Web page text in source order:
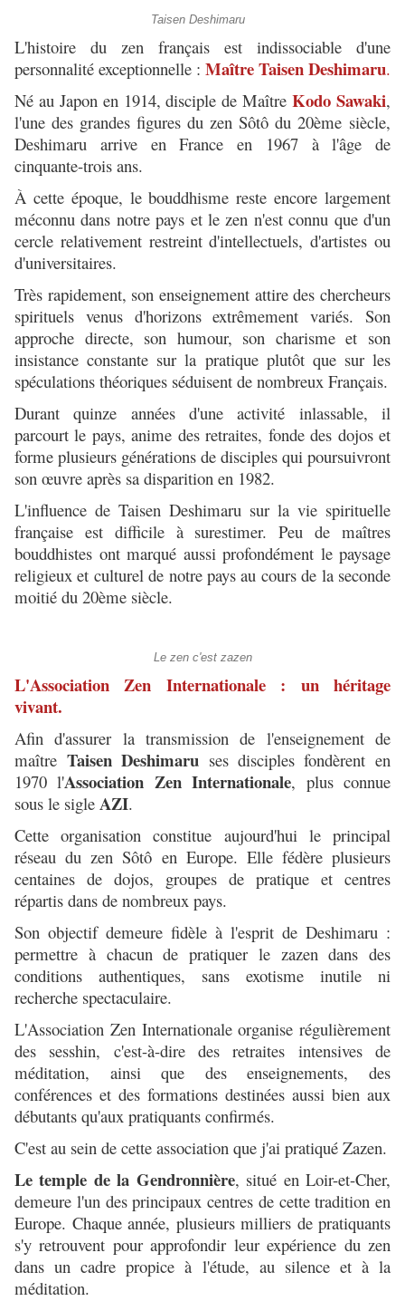
Taisen Deshimaru
L'histoire du zen français est indissociable d'une
personnalité exceptionnelle : Maître Taisen Deshimaru.
Né au Japon en 1914, disciple de MaîtreKodo Sawaki,
l'une des grandes figures du zen Sôtô du 20ème siècle,
Deshimaru arrive en France en 1967 à l'âge de
cinquante-trois ans.
À cette époque, le bouddhisme reste encore largement
méconnu dans notre pays et le zen n'est connu que d'un
cercle relativement restreint d'intellectuels, d'artistes ou
d'universitaires.
Très rapidement, son enseignement attire des chercheurs
spirituels venus d'horizons extrêmement variés. Son
approche directe, son humour, son charisme et son
insistance constante sur la pratique plutôt que sur les
spéculations théoriques séduisent de nombreux Français.
Durant quinze années d'une activité inlassable, il
parcourt le pays, anime des retraites, fonde des dojos et
forme plusieurs générations de disciples qui poursuivront
son œuvre après sa disparition en 1982.
L'influence de Taisen Deshimaru sur la vie spirituelle
française est difficile à surestimer. Peu de maîtres
bouddhistes ont marqué aussi profondément le paysage
religieux et culturel de notre pays au cours de la seconde
moitié du 20ème siècle.
Le zen c'est zazen
L'Association Zen Internationale : un héritage
vivant.
Afin d'assurer la transmission de l'enseignement de
maître Taisen Deshimaru ses disciples fondèrent en
1970 l'Association Zen Internationale, plus connue
sous le sigle AZI.
Cette organisation constitue aujourd'hui le principal
réseau du zen Sôtô en Europe. Elle fédère plusieurs
centaines de dojos, groupes de pratique et centres
répartis dans de nombreux pays.
Son objectif demeure fidèle à l'esprit de Deshimaru :
permettre à chacun de pratiquer le zazen dans des
conditions authentiques, sans exotisme inutile ni
recherche spectaculaire.
L'Association Zen Internationale organise régulièrement
des sesshin, c'est-à-dire des retraites intensives de
méditation, ainsi que des enseignements, des
conférences et des formations destinées aussi bien aux
débutants qu'aux pratiquants confirmés.
C'est au sein de cette association que j'ai pratiqué Zazen.
Le temple de la Gendronnière, situé en Loir-et-Cher,
demeure l'un des principaux centres de cette tradition en
Europe. Chaque année, plusieurs milliers de pratiquants
s'y retrouvent pour approfondir leur expérience du zen
dans un cadre propice à l'étude, au silence et à la
méditation.